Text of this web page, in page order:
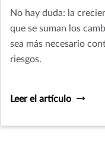
No hay duda: la
que se suman los
sea más necesario
riesgos.
Leer el artículo